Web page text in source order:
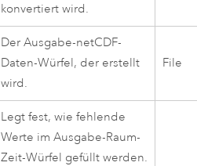
konvertiert wird.
Der Ausgabe-netCDF-
Daten-Würfel, der erstellt
wird.
File
Legt fest, wie fehlende
Werte im Ausgabe-Raum-
Zeit-Würfel gefüllt werden.